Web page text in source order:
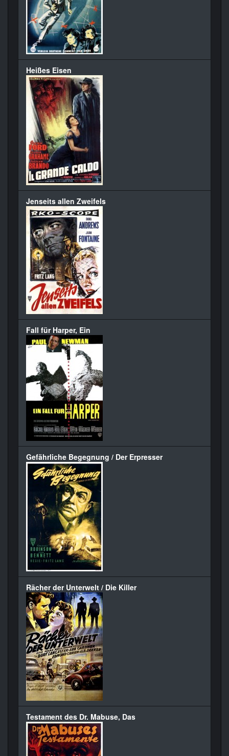
Heißes Eisen
Jenseits allen Zweifels
Fall für Harper, Ein
Gefährliche Begegnung / Der Erpresser
Rächer der Unterwelt / Die Killer
Testament des Dr. Mabuse, Das